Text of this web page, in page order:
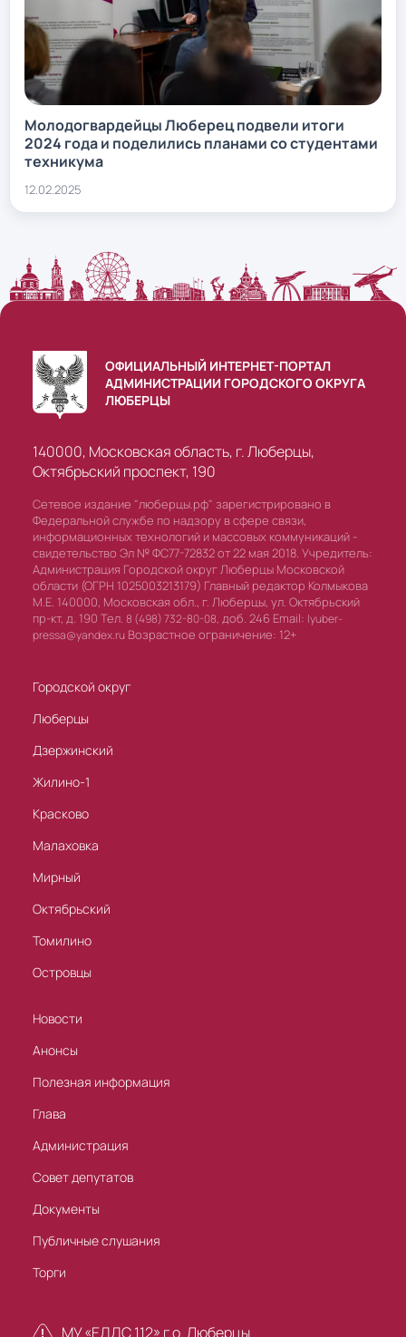
Молодогвардейцы Люберец подвели итоги
2024 года и поделились планами со студентами
техникума
12.02.2025
ОФИЦИАЛЬНЫЙ ИНТЕРНЕТ-ПОРТАЛ
АДМИНИСТРАЦИИ ГОРОДСКОГО ОКРУГА
ЛЮБЕРЦЫ
140000, Московская область, г. Люберцы,
Октябрьский проспект, 190
Сетевое издание "люберцы.рф" зарегистрировано в
Федеральной службе по надзору в сфере связи,
информационных технологий и массовых коммуникаций -
свидетельство Эл № ФС77-72832 от 22 мая 2018. Учредитель:
Администрация Городской округ Люберцы Московской
области (ОГРН 1025003213179) Главный редактор Колмыкова
М.Е. 140000, Московская обл., г. Люберцы, ул. Октябрьский
пр-кт, д. 190 Тел. 8 (498) 732-80-08, доб. 246 Email: lyuber-
pressa@yandex.ru Возрастное ограничение: 12+
Городской округ
Люберцы
Дзержинский
Жилино-1
Красково
Малаховка
Мирный
Октябрьский
Томилино
Островцы
Новости
Анонсы
Полезная информация
Глава
Администрация
Совет депутатов
Документы
Публичные слушания
Торги
МУ «ЕДДС 112» г.о. Люберцы